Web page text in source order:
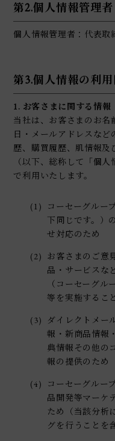
第2.個人情報管理者
個人情報管理者：代表取
第3.個人情報の利用
1. お客さまに関する情報
当社は、お客さまのお名
日・メールアドレスな
歴、購買履歴、肌情報及
（以下、総称して「個
で利用いたします。
(1)
コーセーグルー
下同じです。）
せ対応のため
(2)
お客さまのご意
品・サービスな
（コーセーグ
等を実施するこ
(3)
ダイレクトメー
報・新商品情報
典情報その他の
報の提供のため
(4)
コーセーグルー
品開発等マーケ
ため（当該分析
グを行うことを